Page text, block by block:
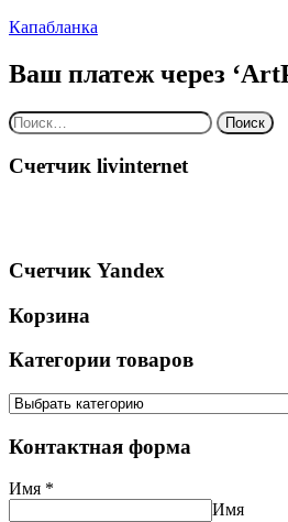
Капабланка
Ваш платеж через
Найти:
Счетчик livinternet
Счетчик Yandex
Корзина
Категории товаров
Контактная форма
Имя *
Имя